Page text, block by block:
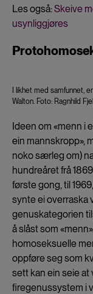
Les også:Skeive
usynliggjøres
I likhet med samfunnet,
Walton. Foto: Ragnhild
Ideen om «menn i
ein mannskropp»,
noko særleg om)
hundreåret frå
første gong, til
synte ei overraska
genuskategorien
å slåst som
homoseksuelle
oppføre seg som
sett kan ein seie at
firegenussystem i